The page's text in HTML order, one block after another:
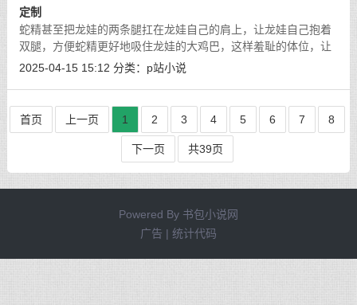
定制
蛇精甚至把龙娃的两条腿扛在龙娃自己的肩上，让龙娃自己抱着
双腿，方便蛇精更好地吸住龙娃的大鸡巴，这样羞耻的体位，让
龙娃连连吃不消，偏偏蛇精是一点都不放过龙娃，一看龙娃的大
2025-04-15 15:12 分类： p站小说
首页 上一页 1 2 3 4 5 6 7 8
下一页 共39页
Powered By 书包小说网
广告 | 统计代码